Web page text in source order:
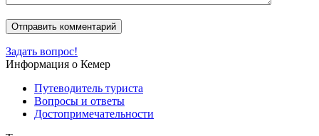
Задать вопрос!
Информация о Кемер
Путеводитель туриста
Вопросы и ответы
Достопримечательности